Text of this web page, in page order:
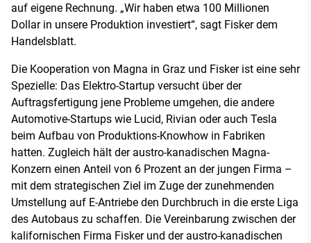
auf eigene Rechnung. „Wir haben etwa 100 Millionen
Dollar in unsere Produktion investiert“, sagt Fisker dem
Handelsblatt.
Die Kooperation von Magna in Graz und Fisker ist eine sehr
Spezielle: Das Elektro-Startup versucht über der
Auftragsfertigung jene Probleme umgehen, die andere
Automotive-Startups wie Lucid, Rivian oder auch Tesla
beim Aufbau von Produktions-Knowhow in Fabriken
hatten. Zugleich hält der austro-kanadischen Magna-
Konzern einen Anteil von 6 Prozent an der jungen Firma –
mit dem strategischen Ziel im Zuge der zunehmenden
Umstellung auf E-Antriebe den Durchbruch in die erste Liga
des Autobaus zu schaffen. Die Vereinbarung zwischen der
kalifornischen Firma Fisker und der austro-kanadischen